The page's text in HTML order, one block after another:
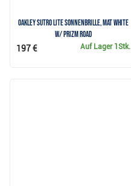
Oakley Sutro Lite Sonnenbrille, Mat White
w/ PRIZM Road
Auf Lager 1Stk.
197 €